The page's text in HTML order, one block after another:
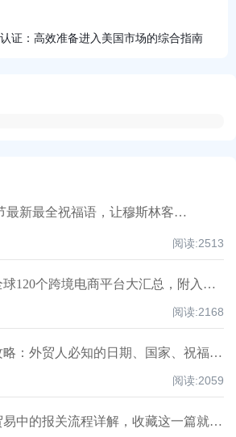
2025古尔邦节/宰牲节最新最全祝福语，让穆斯林客户记住你！
阅读:2513
（2025年更新版）全球120个跨境电商平台大汇总，附入驻要求、注册门槛和适合品类！
阅读:2168
2025年古尔邦节全攻略：外贸人必知的日期、国家、祝福技巧与禁忌清单！
阅读:2059
2025最新！进出口贸易中的报关流程详解，收藏这一篇就够了！
证：高效准备进入美国市场的综合指南